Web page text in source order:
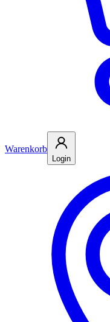
Warenkorb
Login